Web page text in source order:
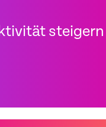
steigern